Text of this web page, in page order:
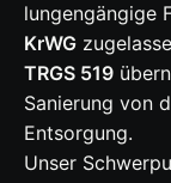
lungengängige
KrWG
TRGS 519
Sanierung von
Entsorgung.
Unser